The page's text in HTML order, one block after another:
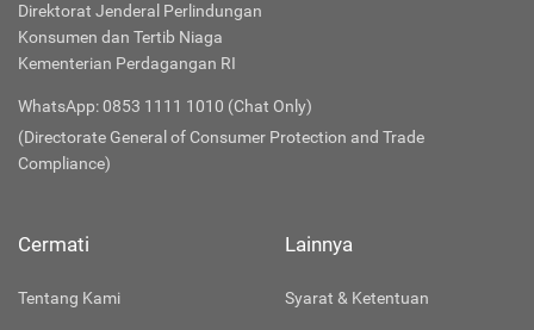
Direktorat Jenderal Perlindungan
Konsumen dan Tertib Niaga
Kementerian Perdagangan RI
WhatsApp: 0853 1111 1010 (Chat Only)
(Directorate General of Consumer Protection and Trade
Compliance)
Cermati
Tentang Kami
Lainnya
Syarat & Ketentuan